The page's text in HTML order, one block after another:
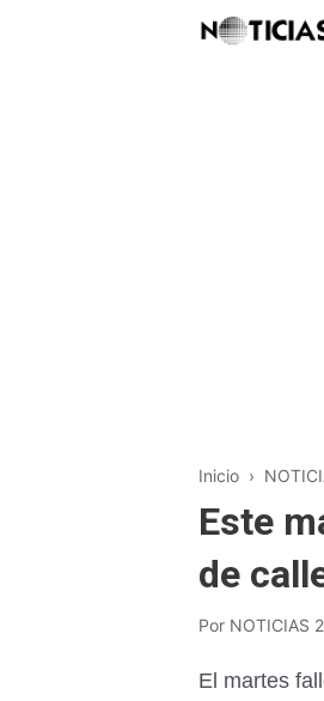
Inicio ›
Este
de
Por NOTICIAS
El martes